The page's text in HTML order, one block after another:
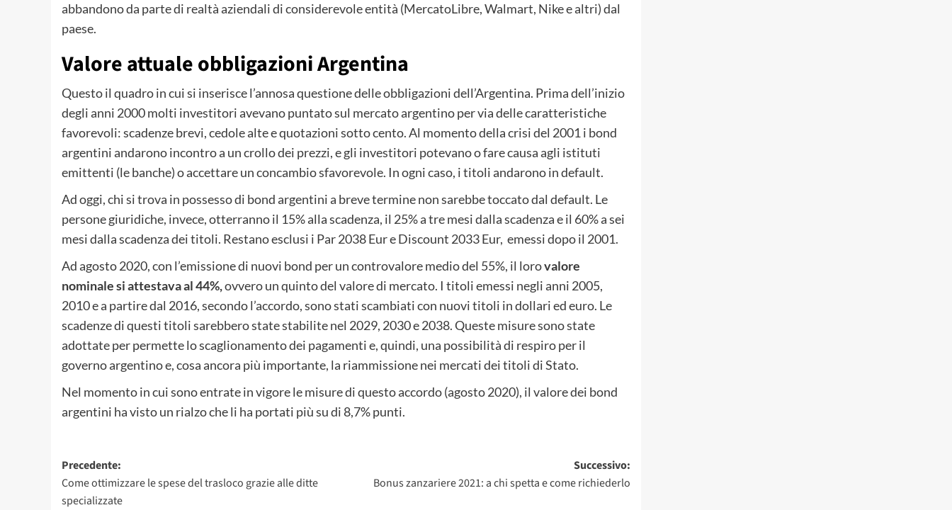
abbandono da parte di realtà aziendali di considerevole entità (MercatoLibre, Walmart, Nike e altri) dal
paese.
Valore attuale obbligazioni Argentina
Questo il quadro in cui si inserisce l’annosa questione delle obbligazioni dell’Argentina. Prima dell’inizio
degli anni 2000 molti investitori avevano puntato sul mercato argentino per via delle caratteristiche
favorevoli: scadenze brevi, cedole alte e quotazioni sotto cento. Al momento della crisi del 2001 i bond
argentini andarono incontro a un crollo dei prezzi, e gli investitori potevano o fare causa agli istituti
emittenti (le banche) o accettare un concambio sfavorevole. In ogni caso, i titoli andarono in default.
Ad oggi, chi si trova in possesso di bond argentini a breve termine non sarebbe toccato dal default. Le
persone giuridiche, invece, otterranno il 15% alla scadenza, il 25% a tre mesi dalla scadenza e il 60% a sei
mesi dalla scadenza dei titoli. Restano esclusi i Par 2038 Eur e Discount 2033 Eur, emessi dopo il 2001.
Ad agosto 2020, con l’emissione di nuovi bond per un controvalore medio del 55%, il lorovalore
nominale si attestava al 44%,ovvero un quinto del valore di mercato. I titoli emessi negli anni 2005,
2010 e a partire dal 2016, secondo l’accordo, sono stati scambiati con nuovi titoli in dollari ed euro. Le
scadenze di questi titoli sarebbero state stabilite nel 2029, 2030 e 2038. Queste misure sono state
adottate per permette lo scaglionamento dei pagamenti e, quindi, una possibilità di respiro per il
governo argentino e, cosa ancora più importante, la riammissione nei mercati dei titoli di Stato.
Nel momento in cui sono entrate in vigore le misure di questo accordo (agosto 2020), il valore dei bond
argentini ha visto un rialzo che li ha portati più su di 8,7% punti.
Navigazione
articolo
Precedente:
Come ottimizzare le spese del trasloco grazie alle ditte
specializzate
Successivo:
Bonus zanzariere 2021: a chi spetta e come richiederlo